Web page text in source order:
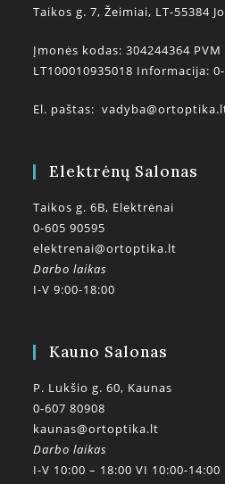
Taikos g. 7, Žeimiai, LT-55384
Įmonės kodas: 304244364
LT100010935018 Informacija:
El. paštas:
Elektrėnų Salonas
Taikos g. 6B, Elektrėnai
0-605 90595
elektrenai@ortoptika.lt
Darbo laikas
I-V 9:00-18:00
Kauno Salonas
P. Lukšio g. 60, Kaunas
0-607 80908
kaunas@ortoptika.lt
Darbo laikas
I-V 10:00 – 18:00 VI 10:00-14:00